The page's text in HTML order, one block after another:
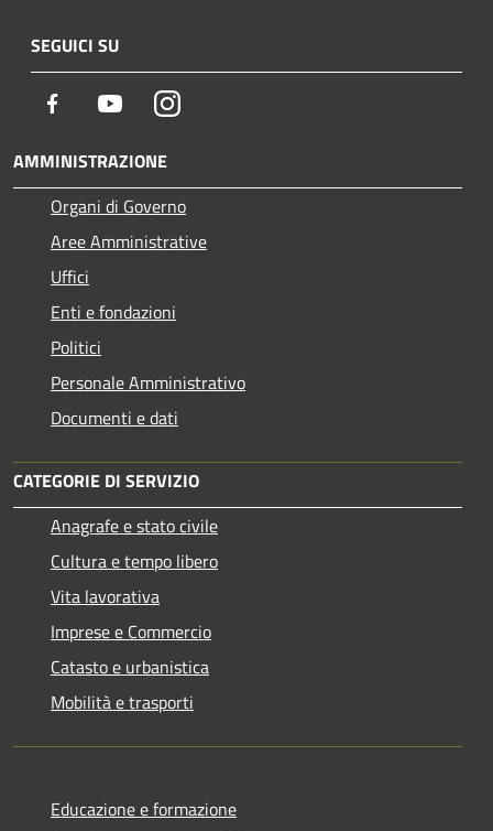
SEGUICI SU
Facebook YoutubeInstagram
AMMINISTRAZIONE
Organi di Governo
Aree Amministrative
Uffici
Enti e fondazioni
Politici
Personale Amministrativo
Documenti e dati
CATEGORIE DI SERVIZIO
Anagrafe e stato civile
Cultura e tempo libero
Vita lavorativa
Imprese e Commercio
Catasto e urbanistica
Mobilità e trasporti
Educazione e formazione